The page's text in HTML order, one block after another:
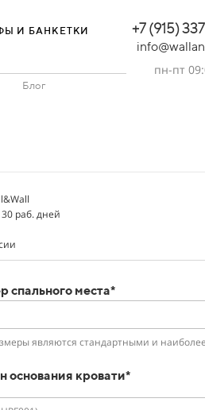
И БАНКЕТКИ
Блог
+7 (915)
пн-пт
раб. дней
спального места*
являются стандартными и
основания кровати*